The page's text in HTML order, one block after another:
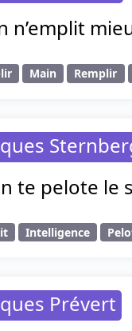
n’emplit
Main Remplir
te pelote le
Intelligence
Prévert